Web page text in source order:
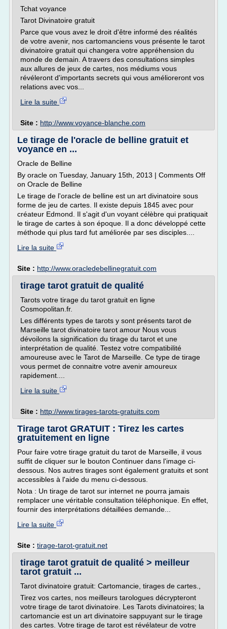
Tchat voyance
Tarot Divinatoire gratuit
Parce que vous avez le droit d'être informé des réalités
de votre avenir, nos cartomanciens vous présente le tarot
divinatoire gratuit qui changera votre appréhension du
monde de demain. A travers des consultations simples
aux allures de jeux de cartes, nos médiums vous
révéleront d'importants secrets qui vous amélioreront vos
relations avec vos...
Lire la suite
Site : http://www.voyance-blanche.com
Le tirage de l'oracle de belline gratuit et
voyance en ...
Oracle de Belline
By oracle on Tuesday, January 15th, 2013 | Comments Off
on Oracle de Belline
Le tirage de l'oracle de belline est un art divinatoire sous
forme de jeu de cartes. Il existe depuis 1845 avec pour
créateur Edmond. Il s'agit d'un voyant célèbre qui pratiquait
le tirage de cartes à son époque. Il a donc développé cette
méthode qui plus tard fut améliorée par ses disciples....
Lire la suite
Site : http://www.oracledebellinegratuit.com
tirage tarot gratuit de qualité
Tarots votre tirage du tarot gratuit en ligne
Cosmopolitan.fr.
Les différents types de tarots y sont présents tarot de
Marseille tarot divinatoire tarot amour Nous vous
dévoilons la signification du tirage du tarot et une
interprétation de qualité. Testez votre compatibilité
amoureuse avec le Tarot de Marseille. Ce type de tirage
vous permet de connaitre votre avenir amoureux
rapidement....
Lire la suite
Site : http://www.tirages-tarots-gratuits.com
Tirage tarot GRATUIT : Tirez les cartes
gratuitement en ligne
Pour faire votre tirage gratuit du tarot de Marseille, il vous
suffit de cliquer sur le bouton Continuer dans l'image ci-
dessous. Nos autres tirages sont également gratuits et sont
accessibles à l'aide du menu ci-dessous.
Nota : Un tirage de tarot sur internet ne pourra jamais
remplacer une véritable consultation téléphonique. En effet,
fournir des interprétations détaillées demande...
Lire la suite
Site : tirage-tarot-gratuit.net
tirage tarot gratuit de qualité > meilleur
tarot gratuit ...
Tarot divinatoire gratuit: Cartomancie, tirages de cartes.,
Tirez vos cartes, nos meilleurs tarologues décrypteront
votre tirage de tarot divinatoire. Les Tarots divinatoires; la
cartomancie est un art divinatoire sappuyant sur le tirage
des cartes. Votre tirage de tarot est révélateur de votre